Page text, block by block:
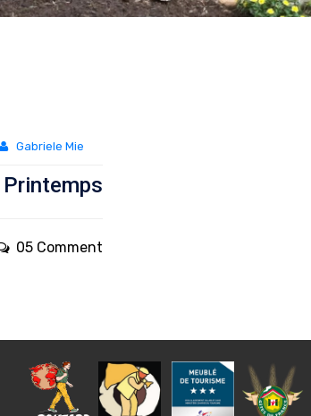
Gabriele Mie
05 Comment